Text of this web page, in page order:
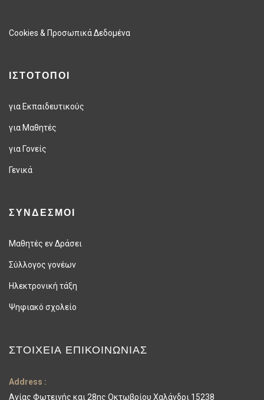
Cookies & Προσωπικά Δεδομένα
ΙΣΤΟΤΟΠΟΙ
για Εκπαιδευτικούς
για Μαθητές
για Γονείς
Γενικά
ΣΥΝΔΕΣΜΟΙ
Μαθητές εν Δράσει
Σύλλογος γονέων
Ηλεκτρονική τάξη
Ψηφιακό σχολείο
ΣΤΟΙΧΕΊΑ ΕΠΙΚΟΙΝΩΝΊΑΣ
Address :
Αγίας Φωτεινής και 28ης Οκτωβρίου Χαλάνδρι 15238